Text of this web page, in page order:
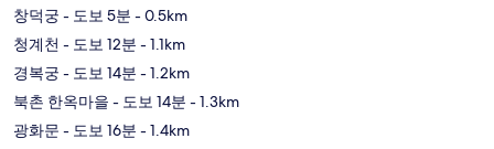
창덕궁 - 도보 5분 - 0.5km
청계천 - 도보 12분 - 1.1km
경복궁 - 도보 14분 - 1.2km
북촌 한옥마을 - 도보 14분 - 1.3km
광화문 - 도보 16분 - 1.4km